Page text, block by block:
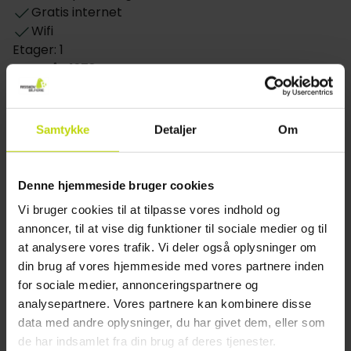
Samtykke Detaljer Om
Denne hjemmeside bruger cookies
Vi bruger cookies til at tilpasse vores indhold og
annoncer, til at vise dig funktioner til sociale medier og til
at analysere vores trafik. Vi deler også oplysninger om
din brug af vores hjemmeside med vores partnere inden
for sociale medier, annonceringspartnere og
analysepartnere. Vores partnere kan kombinere disse
data med andre oplysninger, du har givet dem, eller som
de har indsamlet fra din brug af deres tjenester.
at runde dagen af, med en drink og hyggeligt
samvær i hyggelige rammer.
Der tilbydes gratis parkering og under opholdet har I
gratis adgang til trådløst internet.
Værelser
og der tilbydes både enkelt- og dobbeltværelser,
samt dobbeltværelser med en ekstra opredning.
Værelserne er ca. 20 m² store og har eget
badeværelse med toilet og hårtørrer. Derudover er
værelserne udstyret med et lille siddehjørne,
clockradio og TV med danske og udenlandske
kanaler.
Gratis internet
Wifi
Etager: 1
Byggeår: 1978
Renoveret: 2007
Opladning af elbil: Mod gebyr
Restaurant
Bar
Værelse
Værelser i stueetage
Daglig rengøring
Hund: 600 DKK pr. ophold
Kundeanmeldelser